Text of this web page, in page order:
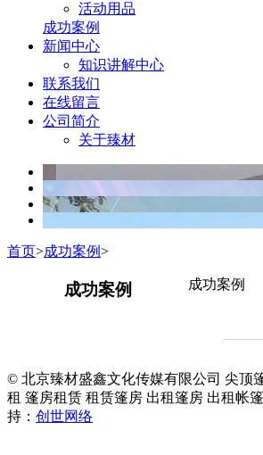
活动用品
成功案例
新闻中心
知识讲解中心
联系我们
在线留言
公司简介
关于臻材
首页>成功案例>
成功案例 成功案例
© 北京臻材盛鑫文化传媒有限公司 尖顶
租 篷房租赁 租赁篷房 出租篷房 出租帐
持： 创世网络